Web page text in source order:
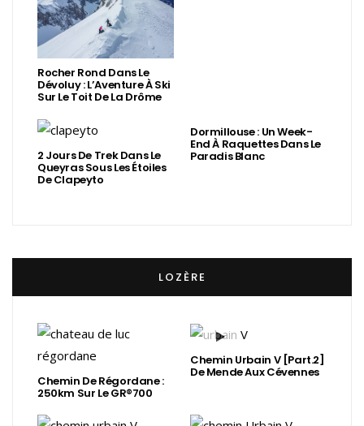
Rocher Rond Dans Le
Dévoluy : L’Aventure À Ski
Sur Le Toit De La Drôme
2 Jours De Trek Dans Le
Queyras Sous Les Étoiles
De Clapeyto
Dormillouse : Un Week-
End À Raquettes Dans Le
Paradis Blanc
LOZÈRE
Chemin De Régordane :
250km Sur Le GR®700
Chemin Urbain V [Part.2]
De Mende Aux Cévennes